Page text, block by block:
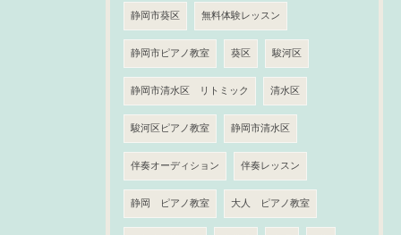
静岡市葵区 無料体験レッスン
静岡市ピアノ教室 葵区 駿河区
静岡市清水区 リトミック 清水区
駿河区ピアノ教室 静岡市清水区
伴奏オーディション 伴奏レッスン
静岡 ピアノ教室 大人 ピアノ教室